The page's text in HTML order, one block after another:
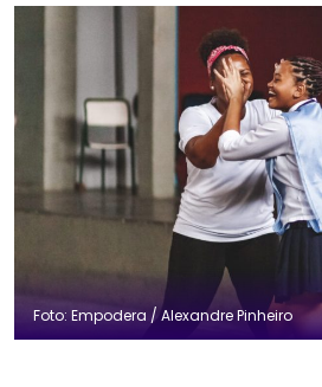
Foto: Empodera / Alexandre Pinheiro